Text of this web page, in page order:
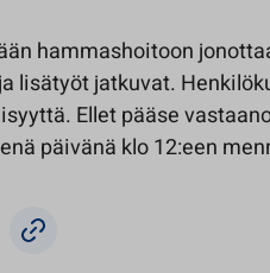
hammashoitoon
lisätyöt jatkuvat.
Ellet pääse
päivänä klo 12:een